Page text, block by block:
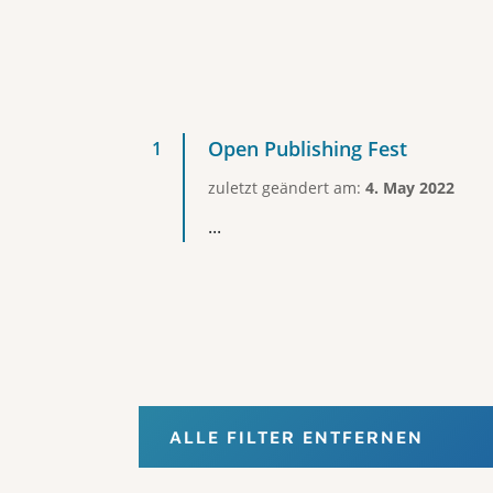
Open Publishing Fest
zuletzt geändert am: 4. May 2022
...
ALLE FILTER ENTFERNEN